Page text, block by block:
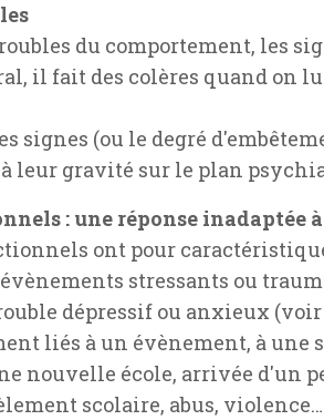
du comportement, les
il fait des colères quand on
signes (ou le degré
leur gravité sur le plan
: une réponse inadaptée
ont pour
stressants ou
dépressif ou anxieux
liés à un évènement, à une
nouvelle école, arrivée d'un
scolaire, abus, violence…